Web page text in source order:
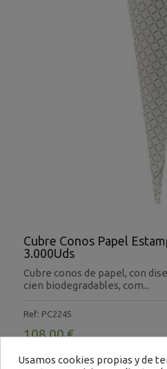
Cubre Conos Papel
3.000Uds
Cubre conos de papel, con
cien biodegradables, com...
Ref: PC2245
108,00 €
Usamos cookies propias y de